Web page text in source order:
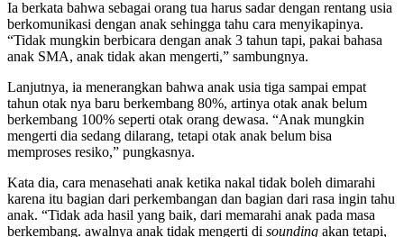
Ia berkata bahwa sebagai orang tua harus sadar dengan rentang usia
berkomunikasi dengan anak sehingga tahu cara menyikapinya.
“Tidak mungkin berbicara dengan anak 3 tahun tapi, pakai bahasa
anak SMA, anak tidak akan mengerti,” sambungnya.
Lanjutnya, ia menerangkan bahwa anak usia tiga sampai empat
tahun otak nya baru berkembang 80%, artinya otak anak belum
berkembang 100% seperti otak orang dewasa. “Anak mungkin
mengerti dia sedang dilarang, tetapi otak anak belum bisa
memproses resiko,” pungkasnya.
Kata dia, cara menasehati anak ketika nakal tidak boleh dimarahi
karena itu bagian dari perkembangan dan bagian dari rasa ingin tahu
anak. “Tidak ada hasil yang baik, dari memarahi anak pada masa
berkembang. awalnya anak tidak mengerti di sounding akan tetapi,